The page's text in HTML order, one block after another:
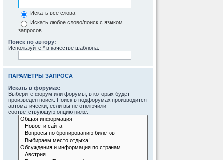
Искать все слова
Искать любое слово/поиск с языком
запросов
Поиск по автору:
Используйте * в качестве шаблона.
ПАРАМЕТРЫ ЗАПРОСА
Искать в форумах:
Выберите форум или форумы, в которых будет
произведён поиск. Поиск в подфорумах производится
автоматически, если вы не отключили
соответствующую опцию ниже.